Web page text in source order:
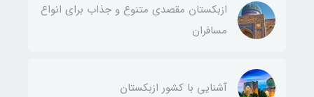
ازبکستان مقصدی متنوع و جذاب برای انواع
مسافران
آشنایی با کشور ازبکستان